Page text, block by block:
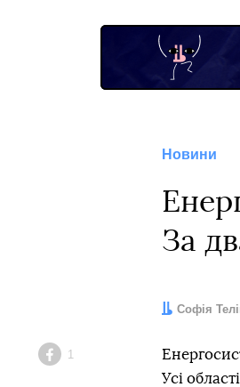
Новини
За
Автор:
Софія
Facebook
1
Усі